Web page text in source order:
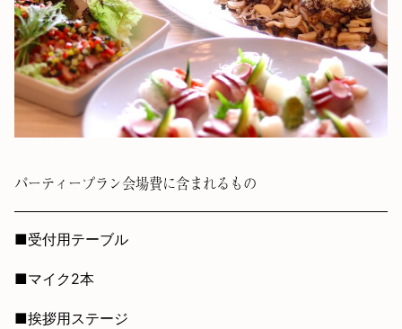
パーティープラン会場費に含まれるもの
■受付用テーブル
■マイク2本
■挨拶用ステージ